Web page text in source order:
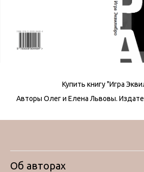
Купить книгу "Игра
Авторы Олег и Елена Львовы.
Об авторах